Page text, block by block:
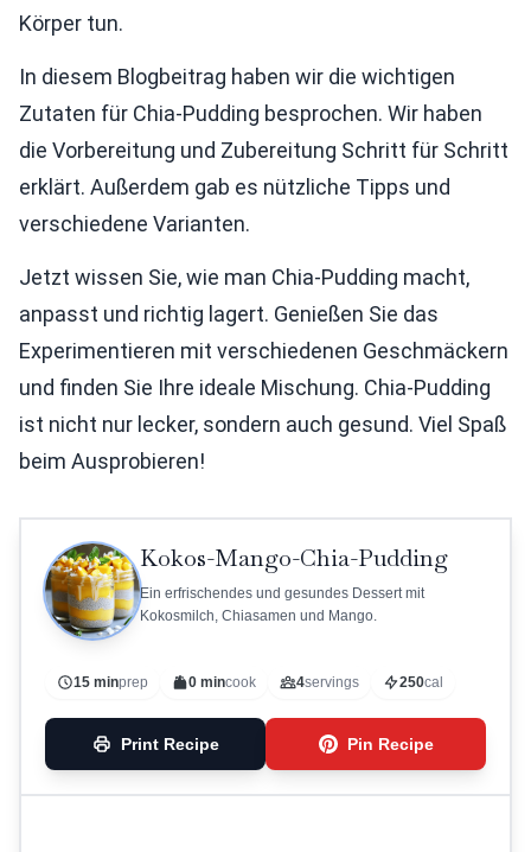
Körper tun.
In diesem Blogbeitrag haben wir die wichtigen
Zutaten für Chia-Pudding besprochen. Wir haben
die Vorbereitung und Zubereitung Schritt für Schritt
erklärt. Außerdem gab es nützliche Tipps und
verschiedene Varianten.
Jetzt wissen Sie, wie man Chia-Pudding macht,
anpasst und richtig lagert. Genießen Sie das
Experimentieren mit verschiedenen Geschmäckern
und finden Sie Ihre ideale Mischung. Chia-Pudding
ist nicht nur lecker, sondern auch gesund. Viel Spaß
beim Ausprobieren!
Kokos-Mango-Chia-Pudding
Ein erfrischendes und gesundes Dessert mit
Kokosmilch, Chiasamen und Mango.
15 minprep 0 mincook 4servings 250cal
Print Recipe Pin Recipe